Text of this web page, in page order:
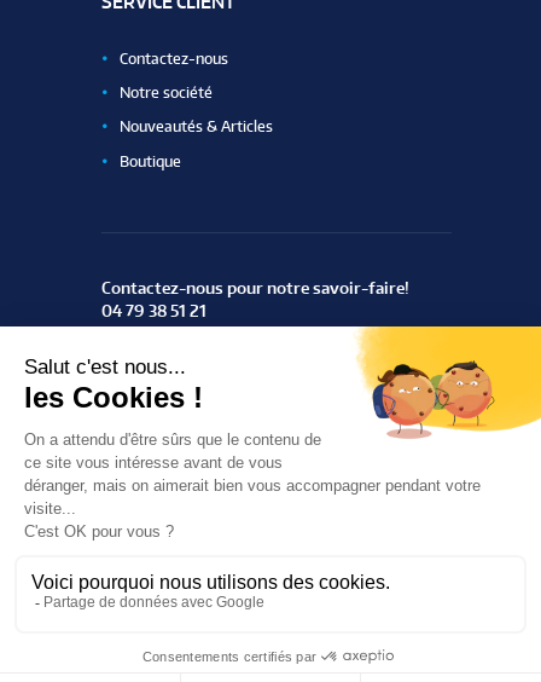
Contactez-nous
Notre société
Nouveautés & Articles
Boutique
Contactez-nous pour notre savoir-faire!
04 79 38 51 21
73460 Notre Dame des Millières
Trouvez-nous
ThemeREX